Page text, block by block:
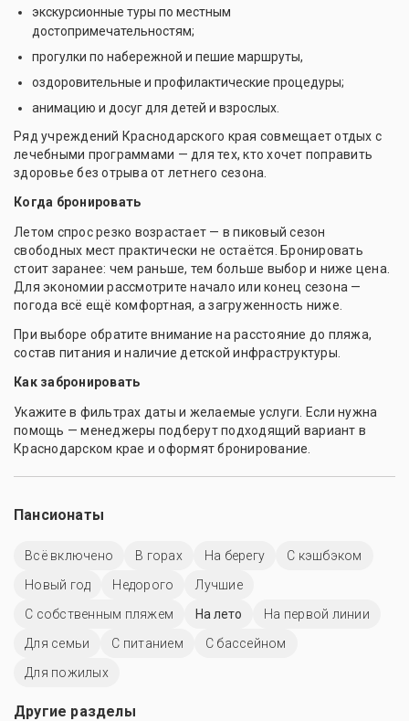
экскурсионные туры по местным
достопримечательностям;
прогулки по набережной и пешие маршруты,
оздоровительные и профилактические процедуры;
анимацию и досуг для детей и взрослых.
Ряд учреждений Краснодарского края совмещает отдых с
лечебными программами — для тех, кто хочет поправить
здоровье без отрыва от летнего сезона.
Когда бронировать
Летом спрос резко возрастает — в пиковый сезон
свободных мест практически не остаётся. Бронировать
стоит заранее: чем раньше, тем больше выбор и ниже цена.
Для экономии рассмотрите начало или конец сезона —
погода всё ещё комфортная, а загруженность ниже.
При выборе обратите внимание на расстояние до пляжа,
состав питания и наличие детской инфраструктуры.
Как забронировать
Укажите в фильтрах даты и желаемые услуги. Если нужна
помощь — менеджеры подберут подходящий вариант в
Краснодарском крае и оформят бронирование.
Пансионаты
Всё включено В горах На берегу
С кэшбэком
Новый год
Недорого
Лучшие
С собственным пляжем
На лето
На первой линии
Для семьи
С питанием
C бассейном
Для пожилых
Другие разделы